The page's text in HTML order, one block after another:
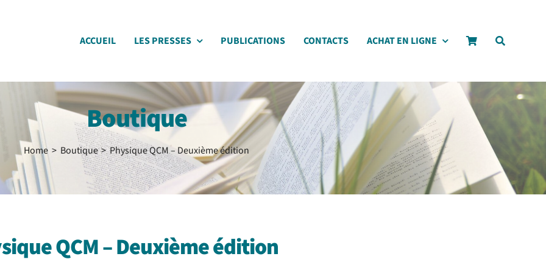
ACCUEIL LES PRESSES PUBLICATIONS CONTACTS ACHAT EN LIGNE
Boutique
Home Boutique Physique QCM – Deuxième édition
QCM – Deuxième édition